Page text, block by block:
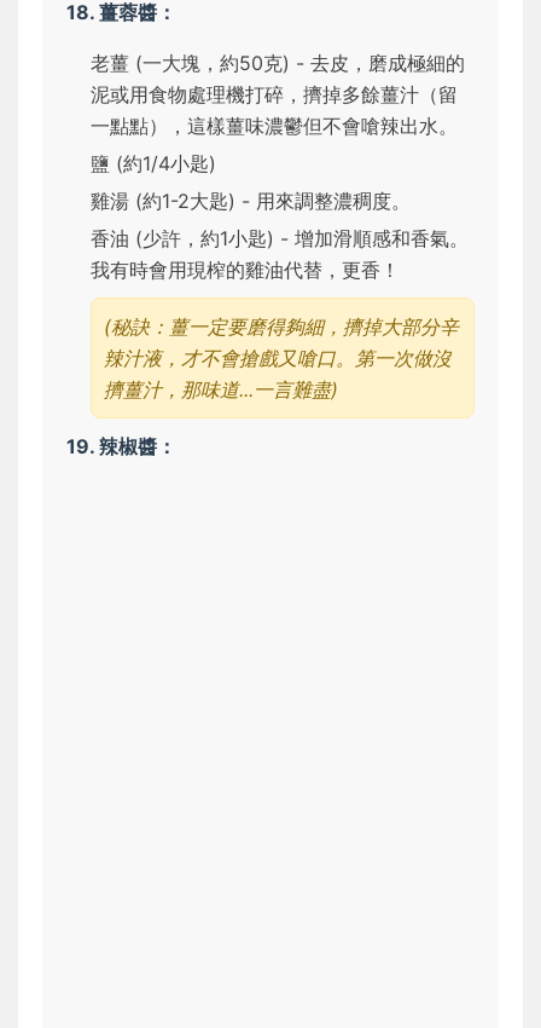
18. 薑蓉醬：
老薑 (一大塊，約50克) - 去皮，磨成極細的
泥或用食物處理機打碎，擠掉多餘薑汁（留
一點點），這樣薑味濃鬱但不會嗆辣出水。
鹽 (約1/4小匙)
雞湯 (約1-2大匙) - 用來調整濃稠度。
香油 (少許，約1小匙) - 增加滑順感和香氣。
我有時會用現榨的雞油代替，更香！
(秘訣：薑一定要磨得夠細，擠掉大部分辛
辣汁液，才不會搶戲又嗆口。第一次做沒
擠薑汁，那味道...一言難盡)
19. 辣椒醬：